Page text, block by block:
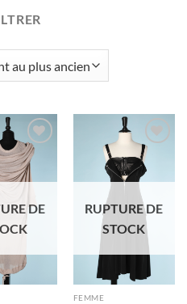
Ajouter
à la liste
d'envies
DE
Ajouter
à la liste
d'envies
RUPTURE DE
STOCK
FEMME